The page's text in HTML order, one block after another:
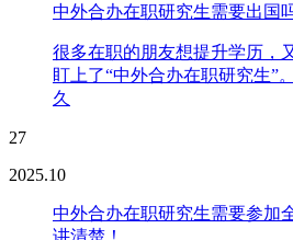
中外合办在职研究生需要出国
很多在职的朋友想提升学历，
盯上了“中外合办在职研究生”
久
27
2025.10
中外合办在职研究生需要参加
讲清楚！